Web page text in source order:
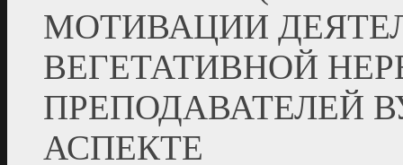
МОТИВАЦИИ
ВЕГЕТАТИВНОЙ
ПРЕПОДАВАТЕЛЕЙ
АСПЕКТЕ